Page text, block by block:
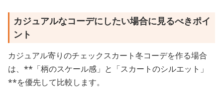
カジュアルなコーデにしたい場合に見るべきポイ
ント
カジュアル寄りのチェックスカート冬コーデを作る場合
は、**「柄のスケール感」と「スカートのシルエット」
**を優先して比較します。